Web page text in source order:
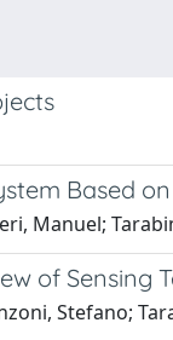
Based
Manuel;
of Sensing
Stefano;